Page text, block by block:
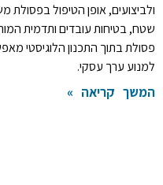
ולביצועים, אופן הטיפול בפסולת
שטח, בטיחות עובדים ותדמית
פסולת בתוך התכנון הלוגיסטי
למנוע ערך עסקי.
המשך קריאה »